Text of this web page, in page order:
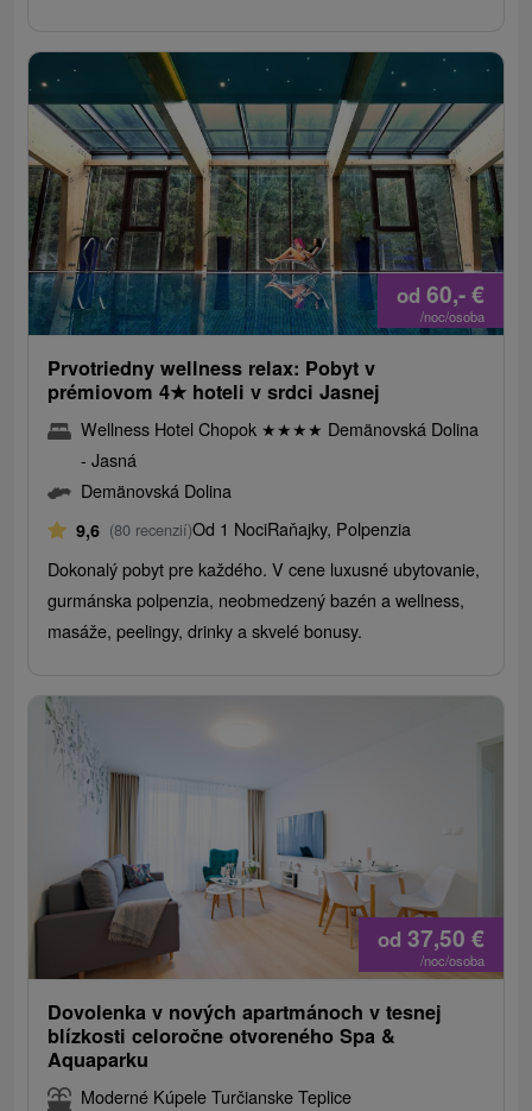
od 60,-€
/noc/osoba
Prvotriedny wellness relax: Pobyt v
prémiovom 4★ hoteli v srdci Jasnej
Wellness Hotel Chopok ★★★★ Demänovská Dolina
- Jasná
Demänovská Dolina
9,6 (80 recenzií)Od 1 NociRaňajky, Polpenzia
Dokonalý pobyt pre každého. V cene luxusné ubytovanie,
gurmánska polpenzia, neobmedzený bazén a wellness,
masáže, peelingy, drinky a skvelé bonusy.
od 37,50 €
/noc/osoba
Dovolenka v nových apartmánoch v tesnej
blízkosti celoročne otvoreného Spa &
Aquaparku
Moderné Kúpele Turčianske Teplice